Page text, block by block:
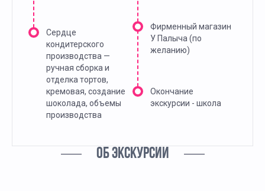
Сердце
кондитерского
производства —
ручная сборка и
отделка тортов,
кремовая, создание
шоколада, объемы
производства
Фирменный магазин
У Палыча (по
желанию)
Окончание
экскурсии - школа
ОБ ЭКСКУРСИИ